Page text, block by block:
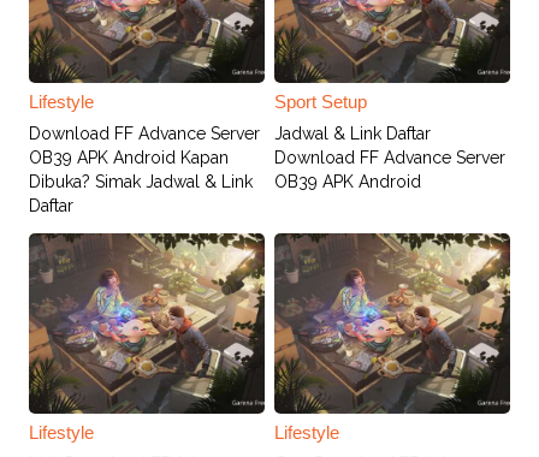
Lifestyle
Download FF Advance Server
OB39 APK Android Kapan
Dibuka? Simak Jadwal & Link
Daftar
Sport Setup
Jadwal & Link Daftar
Download FF Advance Server
OB39 APK Android
Lifestyle Lifestyle